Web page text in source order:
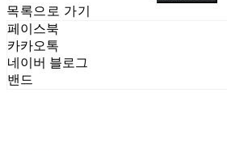
목록으로 가기
페이스북
카카오톡
네이버 블로그
밴드